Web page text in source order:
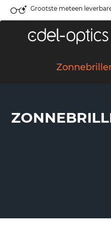
Grootste meteen